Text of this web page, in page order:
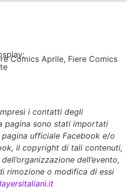
Comics Aprile, Fiere Comics
i contatti degli
pagina sono stati importati
ufficiale Facebook e/o
il copyright di tali contenuti,
dell’evento,
rimozione o modifica di essi